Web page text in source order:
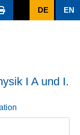
DE EN
I A und I.